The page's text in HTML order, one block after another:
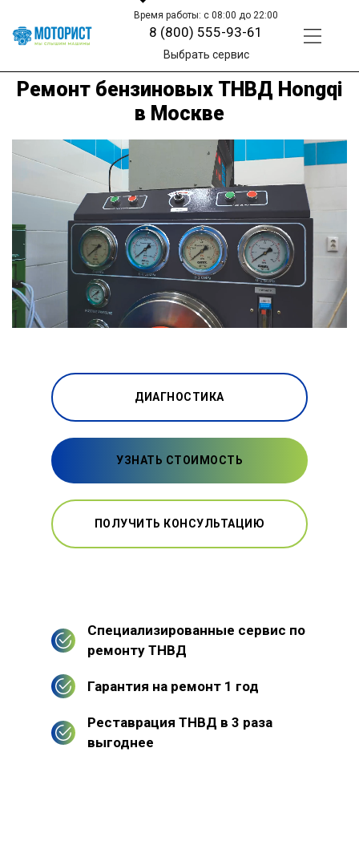
Время работы: с 08:00 до 22:00
8 (800) 555-93-61
Выбрать сервис
Ремонт бензиновых ТНВД Hongqi
в Москве
ДИАГНОСТИКА
УЗНАТЬ СТОИМОСТЬ
ПОЛУЧИТЬ КОНСУЛЬТАЦИЮ
Специализированные сервис по
ремонту ТНВД
Гарантия на ремонт 1 год
Реставрация ТНВД в 3 раза
выгоднее